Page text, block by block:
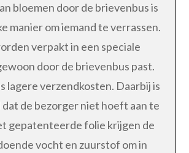
bloemen door de brievenbus is
manier om iemand te verrassen.
verpakt in een speciale
door de brievenbus past.
lagere verzendkosten. Daarbij is
de bezorger niet hoeft aan te
gepatenteerde folie krijgen de
vocht en zuurstof om in